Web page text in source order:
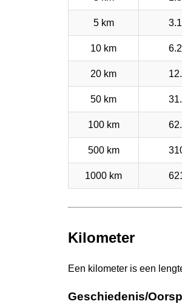
5 km
10 km
20 km
50 km
100 km
500 km
1000 km
Kilometer
Een kilometer is een
Geschiedenis/